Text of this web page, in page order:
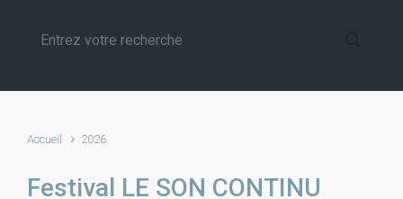
Accueil 2026
Festival LE SON CONTINU